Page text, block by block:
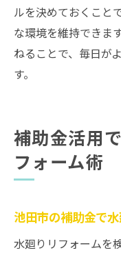
補助金を活か
補助金活
水廻りリ
池田市の
ム
水廻りリ
納得の見積も
水廻りリ
ルを決めておくこと
な環境を維持できま
ねることで、毎日が
す。
補助金活用
フォーム術
池田市の補助金で
水廻りリフォームを